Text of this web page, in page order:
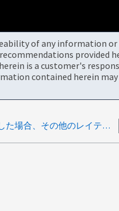
of any information
provided
is a customer's
contained herein
階層化を「すべて」に設定した場合、その他のレイテンシが高い